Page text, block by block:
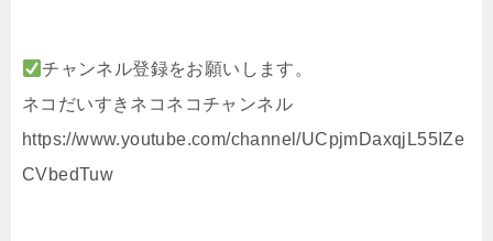
チャンネル登録をお願いします。
ネコだいすきネコネコチャンネル
https://www.youtube.com/channel/UCpjmDaxqjL55IZe
CVbedTuw